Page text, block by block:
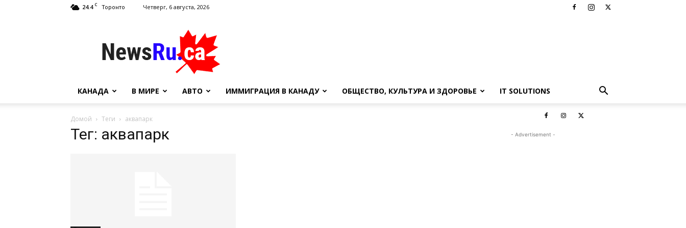
24.4 C Торонто Четверг, 6 августа, 2026
NewsRu.Ca
КАНАДА В МИРЕ АВТО ИММИГРАЦИЯ В КАНАДУ ОБЩЕСТВО, КУЛЬТУРА И ЗДОРОВЬЕ IT SOLUTIONS
Домой Теги аквапарк
Тег: аквапарк - Advertisement -